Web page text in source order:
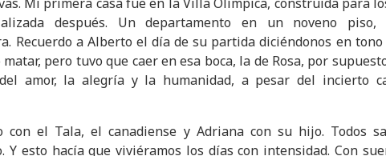
después. Un departamento en un noveno piso,
Recuerdo a Alberto el día de su partida diciéndonos en
pero tuvo que caer en esa boca, la de Rosa, por
amor, la alegría y la humanidad, a pesar del incierto
con el Tala, el canadiense y Adriana con su hijo. Todos
Y esto hacía que viviéramos los días con intensidad. Con